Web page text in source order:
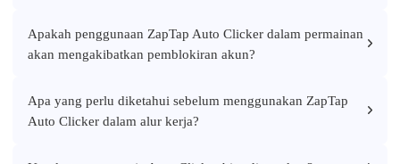
Apakah penggunaan ZapTap Auto Clicker dalam permainan
akan mengakibatkan pemblokiran akun?
Apa yang perlu diketahui sebelum menggunakan ZapTap
Auto Clicker dalam alur kerja?